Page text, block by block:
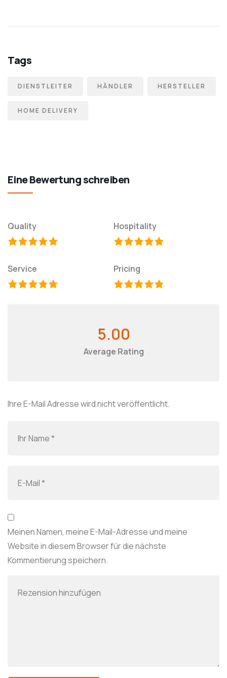
Tags
DIENSTLEITER HÄNDLER HERSTELLER
HOME DELIVERY
Eine Bewertung schreiben
Quality Hospitality
Service Pricing
5.00
Average Rating
Ihre E-Mail Adresse wird nicht veröffentlicht.
Meinen Namen, meine E-Mail-Adresse und meine
Website in diesem Browser für die nächste
Kommentierung speichern.